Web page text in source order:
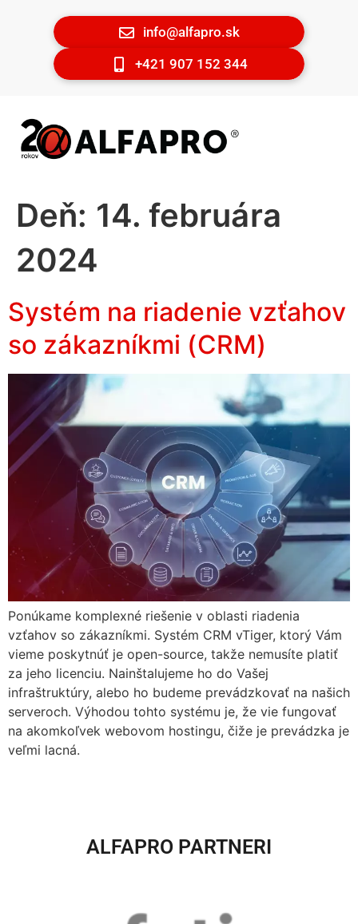
info@alfapro.sk
+421 907 152 344
Deň: 14. februára
2024
Systém na riadenie vzťahov
so zákazníkmi (CRM)
Ponúkame komplexné riešenie v oblasti riadenia
vzťahov so zákazníkmi. Systém CRM vTiger, ktorý Vám
vieme poskytnúť je open-source, takže nemusíte platiť
za jeho licenciu. Nainštalujeme ho do Vašej
infraštruktúry, alebo ho budeme prevádzkovať na našich
serveroch. Výhodou tohto systému je, že vie fungovať
na akomkoľvek webovom hostingu, čiže je prevádzka je
veľmi lacná.
ALFAPRO PARTNERI​